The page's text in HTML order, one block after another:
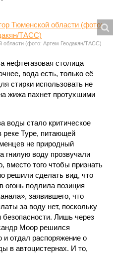
области (фото: Артем Геодакян/ТАСС)
нефтегазовая столица
вода есть, только её
стирки использовать не
жижа пахнет протухшими
воды стало критическое
реке Туре, питающей
не природный
гнилую воду прозвучали
того чтобы признать
решили сделать вид, что
огонь подлила позиция
заявившего, что
за воду нет, поскольку
безопасности. Лишь через
Моор решился
и отдал распоряжение о
в автоцистернах. И то,